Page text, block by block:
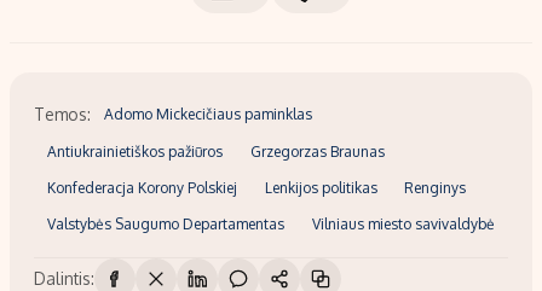
Temos: Adomo Mickecičiaus paminklas
Antiukrainietiškos pažiūros Grzegorzas Braunas
Konfederacja Korony Polskiej Lenkijos politikas Renginys
Valstybės Saugumo Departamentas Vilniaus miesto savivaldybė
Dalintis: